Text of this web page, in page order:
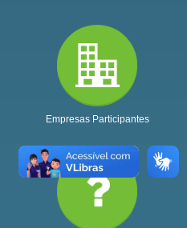
Empresas Participantes